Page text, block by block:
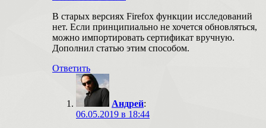
В старых версиях Firefox функции исследований
нет. Если принципиально не хочется обновляться,
можно импортировать сертификат вручную.
Дополнил статью этим способом.
Ответить
Андрей:
06.05.2019 в 18:44